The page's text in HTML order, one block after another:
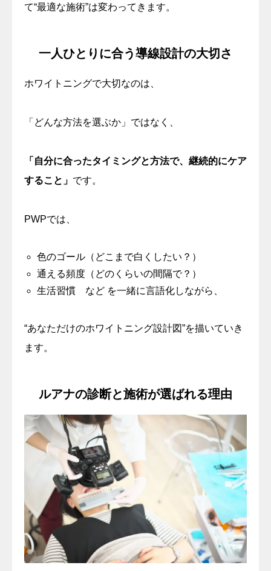
て“最適な施術”は変わってきます。
一人ひとりに合う導線設計の大切さ
ホワイトニングで大切なのは、
「どんな方法を選ぶか」ではなく、
「自分に合ったタイミングと方法で、継続的にケア
すること」 です。
PWPでは、
色のゴール（どこまで白くしたい？）
通える頻度（どのくらいの間隔で？）
生活習慣 など を一緒に言語化しながら、
“あなただけのホワイトニング設計図”を描いていき
ます。
ルアナの診断と施術が選ばれる理由